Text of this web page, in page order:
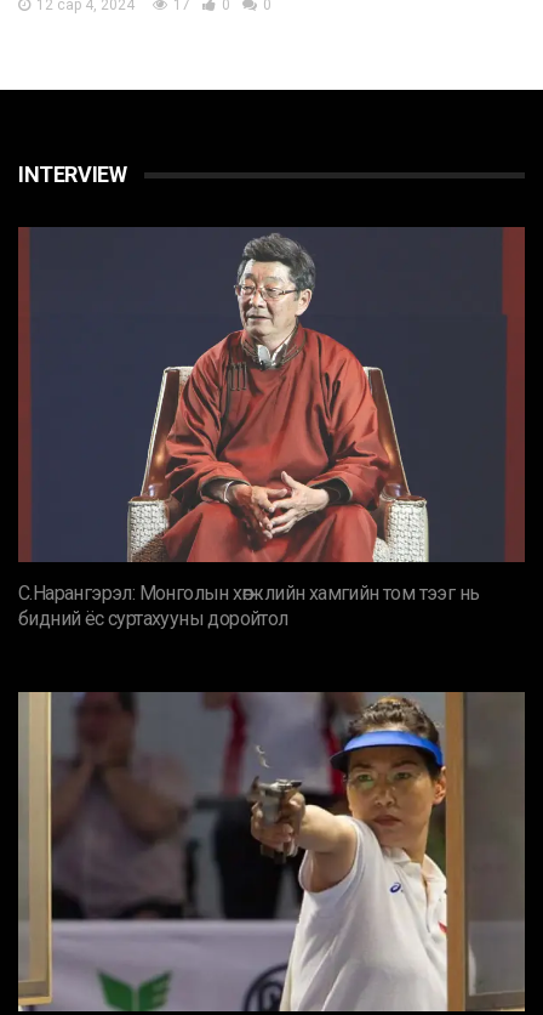
12 сар 4, 2024 17 0 0
INTERVIEW
С.Нарангэрэл: Монголын хөгжлийн хамгийн том тээг нь
бидний ёс суртахууны доройтол